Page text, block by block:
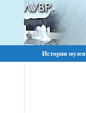
История музея